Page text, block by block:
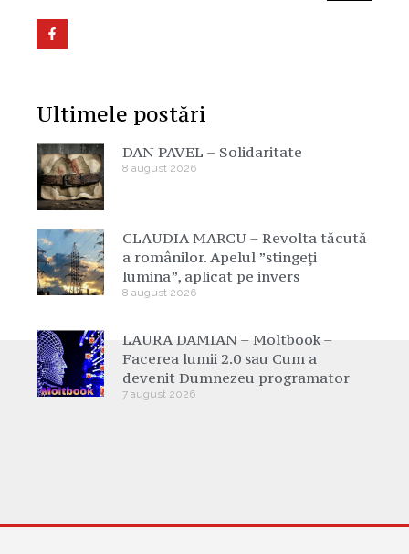
Ultimele postări
DAN PAVEL – Solidaritate
8 august 2026
CLAUDIA MARCU – Revolta tăcută
a românilor. Apelul ”stingeți
lumina”, aplicat pe invers
8 august 2026
LAURA DAMIAN – Moltbook –
Facerea lumii 2.0 sau Cum a
devenit Dumnezeu programator
7 august 2026